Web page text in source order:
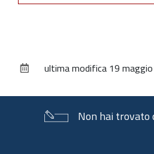
documentoultima modifica 19
Non hai trovato